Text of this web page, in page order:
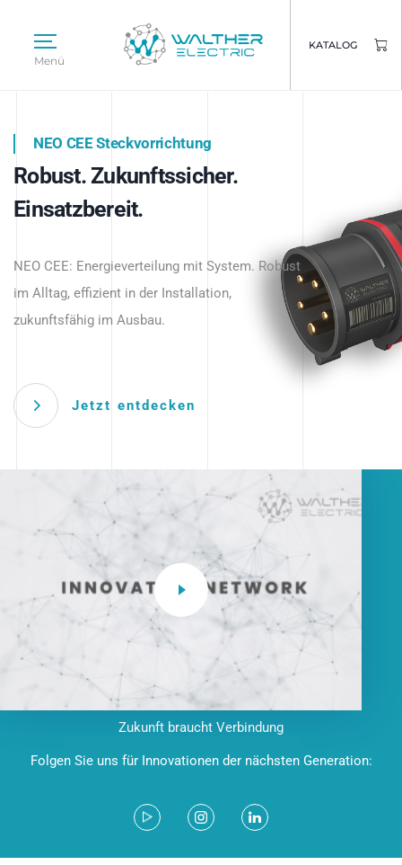
Menü
KATALOG
Intelligente Stromverteilung
beginnt hier.
NEO CEE Steckvorrichtung
Robust. Zukunftssicher.
Einsatzbereit.
NEO CEE: Energieverteilung mit System. Robust
im Alltag, effizient in der Installation,
zukunftsfähig im Ausbau.
Jetzt entdecken
Intelligenz trifft Energie.
Anwendungen – robust, IP-geschützt und
zukunftsfähig.
Zukunft braucht Verbindung
Folgen Sie uns für Innovationen der nächsten Generation: